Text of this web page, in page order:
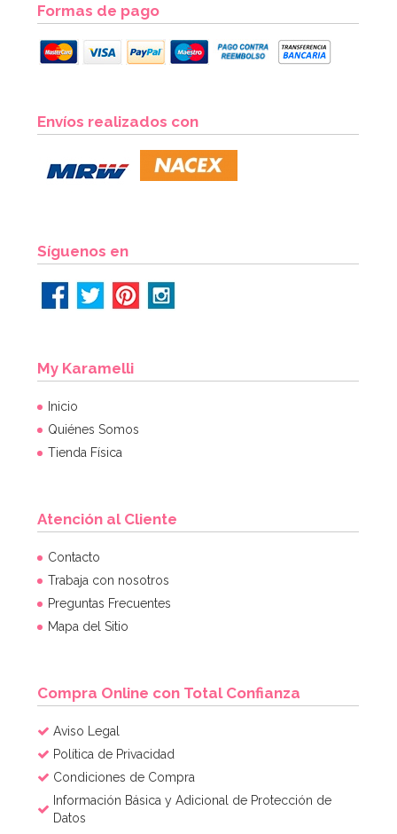
Formas de pago
Envíos realizados con
Síguenos en
My Karamelli
Inicio
Quiénes Somos
Tienda Física
Atención al Cliente
Contacto
Trabaja con nosotros
Preguntas Frecuentes
Mapa del Sitio
Compra Online con Total Confianza
Aviso Legal
Política de Privacidad
Condiciones de Compra
Información Básica y Adicional de Protección de
Datos